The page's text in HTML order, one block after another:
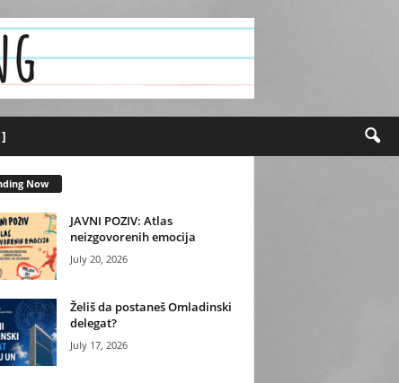
Now
JAVNI POZIV: Atlas
neizgovorenih emocija
July 20, 2026
Želiš da postaneš Omladinski
delegat?
July 17, 2026